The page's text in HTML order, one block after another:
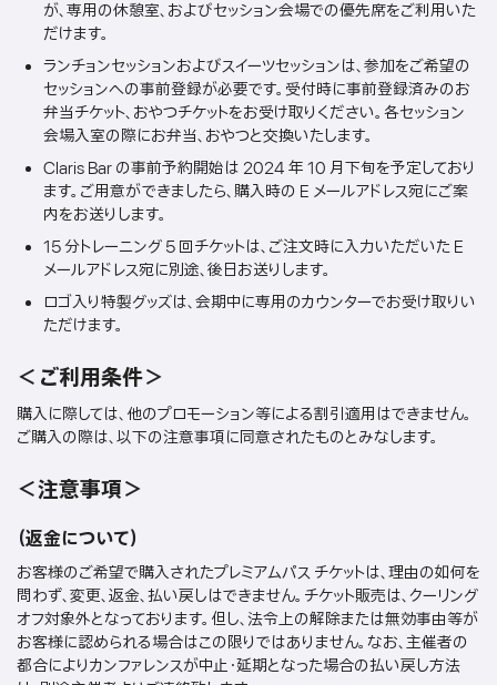
が、専用の休憩室、およびセッション会場での優先席をご利用いた
だけます。
ランチョンセッションおよびスイーツセッションは、参加をご希望の
セッションへの事前登録が必要です。受付時に事前登録済みのお
弁当チケット、おやつチケットをお受け取りください。各セッション
会場入室の際にお弁当、おやつと交換いたします。
Claris Bar の事前予約開始は 2024 年 10 月下旬を予定しており
ます。ご用意ができましたら、購入時の E メールアドレス宛にご案
内をお送りします。
15 分トレーニング 5 回チケットは、ご注文時に入力いただいた E
メールアドレス宛に別途、後日お送りします。
ロゴ入り特製グッズは、会期中に専用のカウンターでお受け取りい
ただけます。
＜ご利用条件＞
購入に際しては、他のプロモーション等による割引適用はできません。
ご購入の際は、以下の注意事項に同意されたものとみなします。
＜注意事項＞
（返金について）
お客様のご希望で購入されたプレミアムパス チケットは、理由の如何を
問わず、変更、返金、払い戻しはできません。チケット販売は、クーリング
オフ対象外となっております。但し、法令上の解除または無効事由等が
お客様に認められる場合はこの限りではありません。なお、主催者の
都合によりカンファレンスが中止・延期となった場合の払い戻し方法